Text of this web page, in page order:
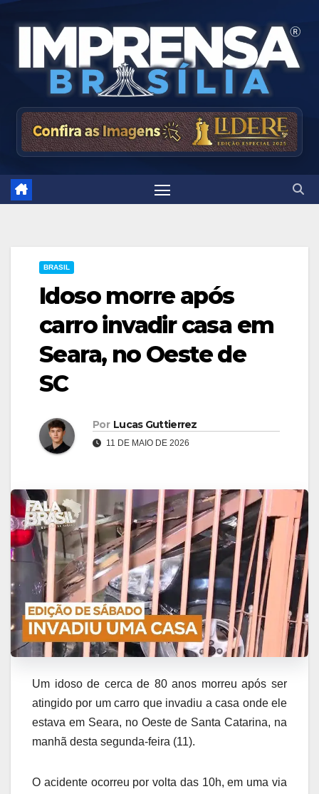
BRASIL
Idoso morre após
carro invadir casa em
Seara, no Oeste de
SC
Por Lucas Guttierrez
11 DE MAIO DE 2026
Um idoso de cerca de 80 anos morreu após ser
atingido por um carro que invadiu a casa onde ele
estava em Seara, no Oeste de Santa Catarina, na
manhã desta segunda-feira (11).
O acidente ocorreu por volta das 10h, em uma via